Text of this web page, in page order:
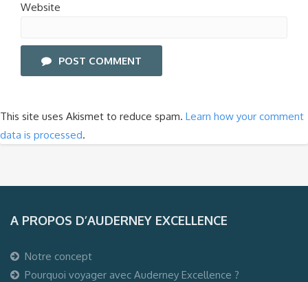
Website
POST COMMENT
This site uses Akismet to reduce spam. Learn how your comment
data is processed.
A PROPOS D’AUDERNEY EXCELLENCE
Notre concept
Pourquoi voyager avec Auderney Excellence ?